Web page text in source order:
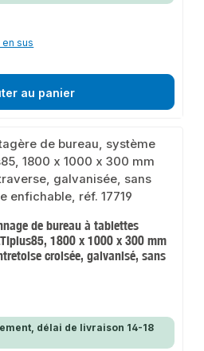
sus
au panier
de bureau à tablettes
1800 x 1000 x 300 mm
croisée, galvanisé, sans
délai de livraison 14-18